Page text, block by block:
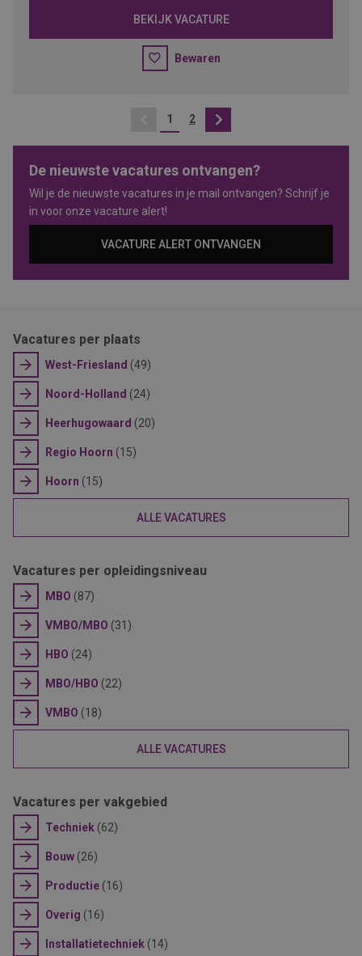
BEKIJK VACATURE
Bewaren
Vorige
1 2
De nieuwste vacatures ontvangen?
Wil je de nieuwste vacatures in je mail ontvangen? Schrijf je
in voor onze vacature alert!
VACATURE ALERT ONTVANGEN
Vacatures per plaats
West-Friesland (49)
Noord-Holland (24)
Heerhugowaard (20)
Regio Hoorn (15)
Hoorn (15)
ALLE VACATURES
Vacatures per opleidingsniveau
MBO (87)
VMBO/MBO (31)
HBO (24)
MBO/HBO (22)
VMBO (18)
ALLE VACATURES
Vacatures per vakgebied
Techniek (62)
Bouw (26)
Productie (16)
Overig (16)
Installatietechniek (14)